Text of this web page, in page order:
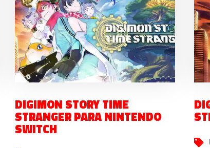
DIGIMON STORY TIME
STRANGER PARA NINTENDO
SWITCH